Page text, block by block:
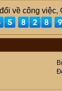
về công việc,